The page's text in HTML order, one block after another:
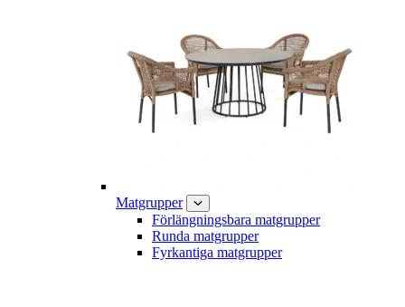
Matgrupper
Förlängningsbara matgrupper
Runda matgrupper
Fyrkantiga matgrupper